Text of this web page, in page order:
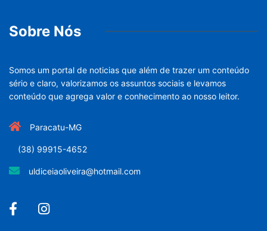
Sobre Nós
Somos um portal de noticias que além de trazer um conteúdo
sério e claro, valorizamos os assuntos sociais e levamos
conteúdo que agrega valor e conhecimento ao nosso leitor.
Paracatu-MG
(38) 99915-4652
uldiceiaoliveira@hotmail.com